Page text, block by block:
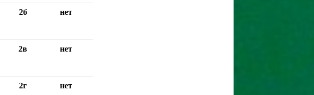
2б нет
2в нет
2г нет